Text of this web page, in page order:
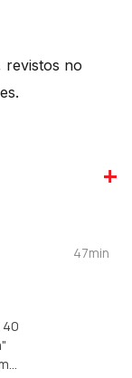
revistos no
+
40
47min